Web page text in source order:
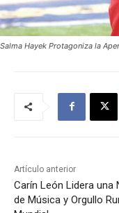
Salma Hayek Protagoniza la
Artículo anterior
Carín León Lidera una
de Música y Orgullo